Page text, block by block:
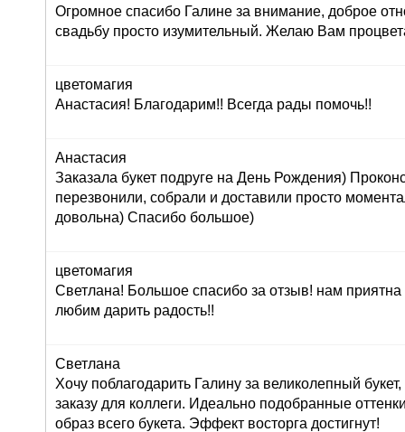
Огромное спасибо Галине за внимание, доброе
свадьбу просто изумительный. Желаю Вам
цветомагия
Анастасия! Благодарим!! Всегда рады помочь!!
Анастасия
Заказала букет подруге на День Рождения)
перезвонили, собрали и доставили просто
довольна) Спасибо большое)
цветомагия
Светлана! Большое спасибо за отзыв! нам
любим дарить радость!!
Светлана
Хочу поблагодарить Галину за великолепный
заказу для коллеги. Идеально подобранные
образ всего букета. Эффект восторга достигнут!